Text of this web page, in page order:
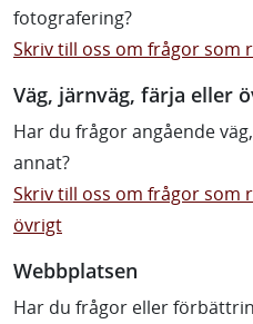
fotografering?
Skriv till oss om frågor som
Väg, järnväg, färja eller
Har du frågor angående
annat?
Skriv till oss om frågor som
övrigt
Webbplatsen
Har du frågor eller